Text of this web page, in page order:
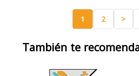
1 2 >
También te